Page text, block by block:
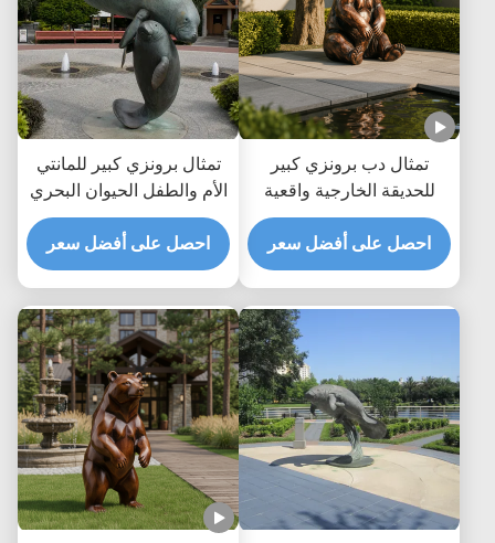
تمثال دب برونزي كبير
للحديقة الخارجية واقعية
الجلوس تمثال دب بني
مخصص معدن الحيوانات
الفن الديكور لمتنزه فيلا
احصل على أفضل سعر
تمثال برونزي كبير للمانتي
الأم والطفل الحيوان البحري
الحديقة الساحلية تمثال الفن
في الهواء الطلق
احصل على أفضل سعر